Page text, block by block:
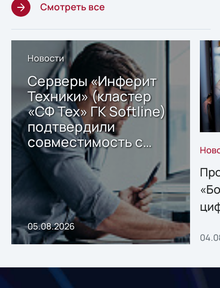
Смотреть все
Новости
Серверы «Инферит
Техники» (кластер
«СФ Тех» ГК Softline)
подтвердили
совместимость с
решением Sharx
Storage 2.x для
хранения данных
05.08.2026